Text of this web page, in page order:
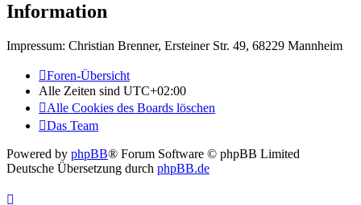
Information
Impressum: Christian Brenner, Ersteiner Str. 49, 68229 Mannheim
Foren-Übersicht
Alle Zeiten sind UTC+02:00
Alle Cookies des Boards löschen
Das Team
Powered by phpBB® Forum Software © phpBB Limited
Deutsche Übersetzung durch phpBB.de